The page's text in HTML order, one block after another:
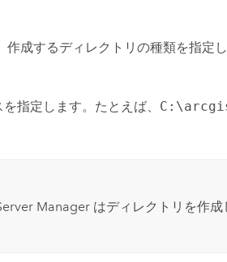
成するディレクトリの種類を指定し
指定します。たとえば、
Managerはディレクトリを作成